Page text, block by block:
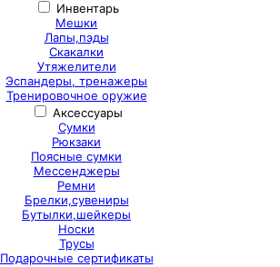
Инвентарь
Мешки
Лапы,пэды
Скакалки
Утяжелители
Эспандеры, тренажеры
Тренировочное оружие
Аксессуары
Сумки
Рюкзаки
Поясные сумки
Мессенджеры
Ремни
Брелки,сувениры
Бутылки,шейкеры
Носки
Трусы
Подарочные сертификаты